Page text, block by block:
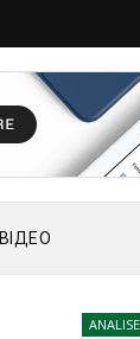
ВІДЕО
Стали